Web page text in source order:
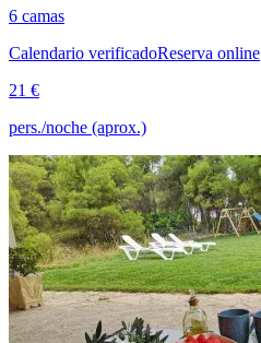
6 camas
Calendario verificadoReserva online
21 €
pers./noche (aprox.)